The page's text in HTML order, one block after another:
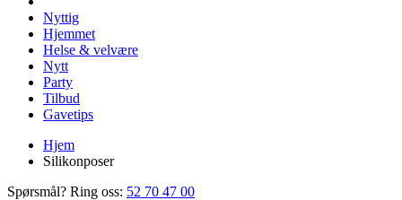
Nyttig
Hjemmet
Helse & velvære
Nytt
Party
Tilbud
Gavetips
Hjem
Silikonposer
Spørsmål? Ring oss: 52 70 47 00